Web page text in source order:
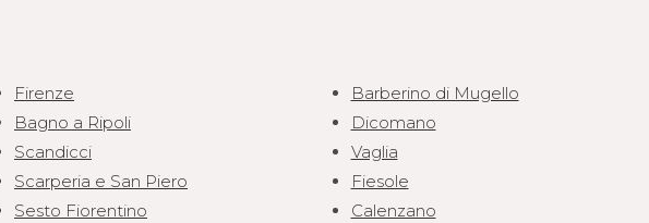
Firenze
Bagno a Ripoli
Scandicci
Scarperia e San Piero
Sesto Fiorentino
Barberino di Mugello
Dicomano
Vaglia
Fiesole
Calenzano